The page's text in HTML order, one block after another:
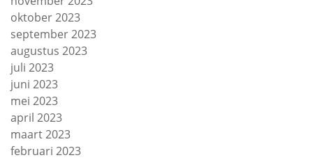
oktober 2023
september 2023
augustus 2023
juli 2023
juni 2023
mei 2023
april 2023
maart 2023
februari 2023